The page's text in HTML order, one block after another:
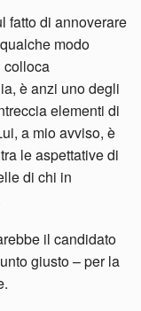
fatto di annoverare
modo
colloca
è anzi uno degli
elementi di
a mio avviso, è
le aspettative di
di chi in
il candidato
giusto – per la